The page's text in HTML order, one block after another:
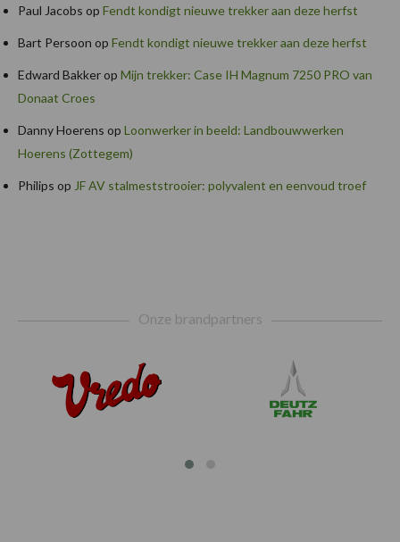
Paul Jacobs op Fendt kondigt nieuwe trekker aan deze herfst
Bart Persoon op Fendt kondigt nieuwe trekker aan deze herfst
Edward Bakkerop Mijn trekker: Case IH Magnum 7250 PRO van
Donaat Croes
Danny Hoerens op Loonwerker in beeld: Landbouwwerken
Hoerens (Zottegem)
Philips op JF AV stalmeststrooier: polyvalent en eenvoud troef
Onze brandpartners